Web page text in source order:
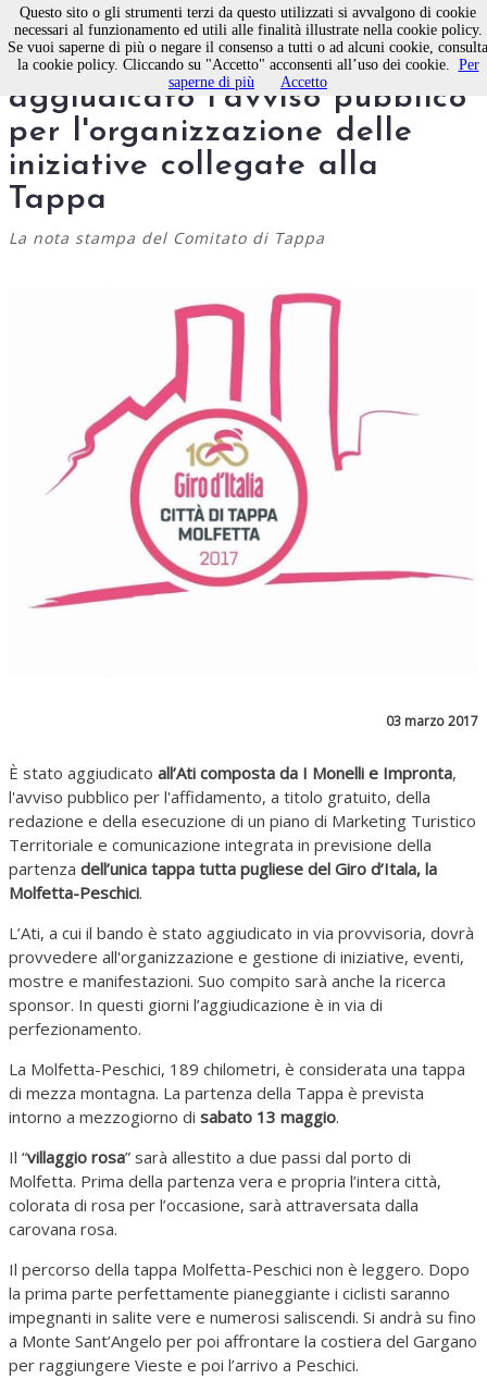
Giro d'Italia a Molfetta:
aggiudicato l'avviso pubblico
per l'organizzazione delle
iniziative collegate alla
Tappa
La nota stampa del Comitato di Tappa
03 marzo 2017
È stato aggiudicato all’Ati composta da I Monelli e Impronta,
l'avviso pubblico per l'affidamento, a titolo gratuito, della
redazione e della esecuzione di un piano di Marketing Turistico
Territoriale e comunicazione integrata in previsione della
partenza dell’unica tappa tutta pugliese del Giro d’Itala, la
Molfetta-Peschici.
L’Ati, a cui il bando è stato aggiudicato in via provvisoria, dovrà
provvedere all'organizzazione e gestione di iniziative, eventi,
mostre e manifestazioni. Suo compito sarà anche la ricerca
sponsor. In questi giorni l’aggiudicazione è in via di
perfezionamento.
La Molfetta-Peschici, 189 chilometri, è considerata una tappa
di mezza montagna. La partenza della Tappa è prevista
intorno a mezzogiorno di sabato 13 maggio.
Il “villaggio rosa” sarà allestito a due passi dal porto di
Molfetta. Prima della partenza vera e propria l’intera città,
colorata di rosa per l’occasione, sarà attraversata dalla
carovana rosa.
Il percorso della tappa Molfetta-Peschici non è leggero. Dopo
la prima parte perfettamente pianeggiante i ciclisti saranno
impegnanti in salite vere e numerosi saliscendi. Si andrà su fino
a Monte Sant’Angelo per poi affrontare la costiera del Gargano
per raggiungere Vieste e poi l’arrivo a Peschici.
Questo sito o gli strumenti terzi da questo utilizzati si avvalgono di cookie
necessari al funzionamento ed utili alle finalità illustrate nella cookie policy.
Se vuoi saperne di più o negare il consenso a tutti o ad alcuni cookie, consulta
la cookie policy. Cliccando su "Accetto" acconsenti all’uso dei cookie. Per
saperne di più
Accetto